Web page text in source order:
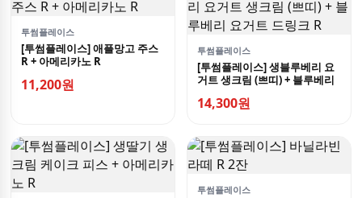
투썸플레이스
[투썸플레이스] 애플망고 주스
R + 아메리카노 R
11,200원
투썸플레이스
[투썸플레이스] 생블루베리 요
거트 생크림 (쁘띠) + 블루베리
14,300원
투썸플레이스